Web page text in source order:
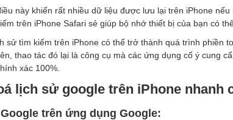
này khiến rất nhiều dữ liệu được lưu lại trên iPhone
trên iPhone Safari sẻ giúp bộ nhớ thiết bị của bạn có
sử tìm kiếm trên iPhone có thể trở thành quá trình phiền
thao tác đó lại là công cụ mà các ứng dụng cố ý cung
xác 100%.
lịch sử google trên iPhone nhanh
trên ứng dụng Google: